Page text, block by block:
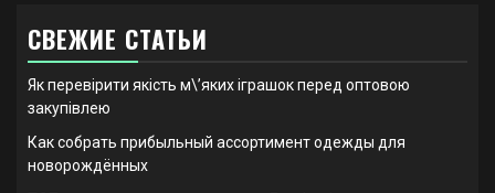
СВЕЖИЕ СТАТЬИ
Як перевірити якість м\’яких іграшок перед оптовою
закупівлею
Как собрать прибыльный ассортимент одежды для
новорождённых